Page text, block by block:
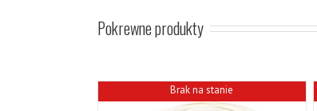
Pokrewne produkty
Brak na stanie